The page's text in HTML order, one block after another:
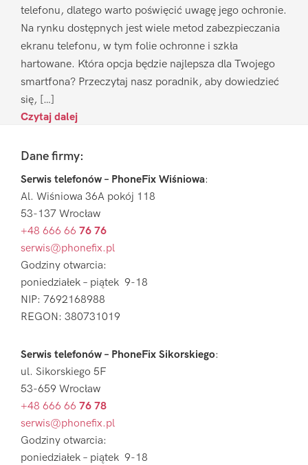
telefonu, dlatego warto poświęcić uwagę jego ochronie.
Na rynku dostępnych jest wiele metod zabezpieczania
ekranu telefonu, w tym folie ochronne i szkła
hartowane. Która opcja będzie najlepsza dla Twojego
smartfona? Przeczytaj nasz poradnik, aby dowiedzieć
się, […]
Czytaj dalej
FooterDane firmy:
Serwis telefonów – PhoneFix Wiśniowa:
Al. Wiśniowa 36A pokój 118
53-137 Wrocław
+48 666 66 76 76
serwis@phonefix.pl
Godziny otwarcia:
poniedziałek – piątek 9-18
NIP: 7692168988
REGON: 380731019
Serwis telefonów – PhoneFix Sikorskiego:
ul. Sikorskiego 5F
53-659 Wrocław
+48 666 66 76 78
serwis@phonefix.pl
Godziny otwarcia:
poniedziałek – piątek 9-18